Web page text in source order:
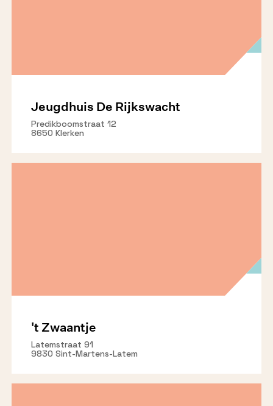
Jeugdhuis De Rijkswacht
Predikboomstraat 12
8650 Klerken
't Zwaantje
Latemstraat 91
9830 Sint-Martens-Latem